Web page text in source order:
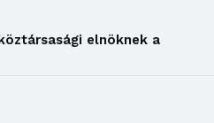
elnöknek a